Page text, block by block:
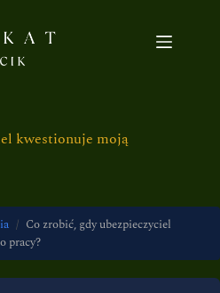
kwestionuje moją
/ Co zrobić, gdy ubezpieczyciel
pracy?